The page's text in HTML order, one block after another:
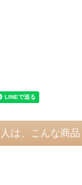
は、こんな商